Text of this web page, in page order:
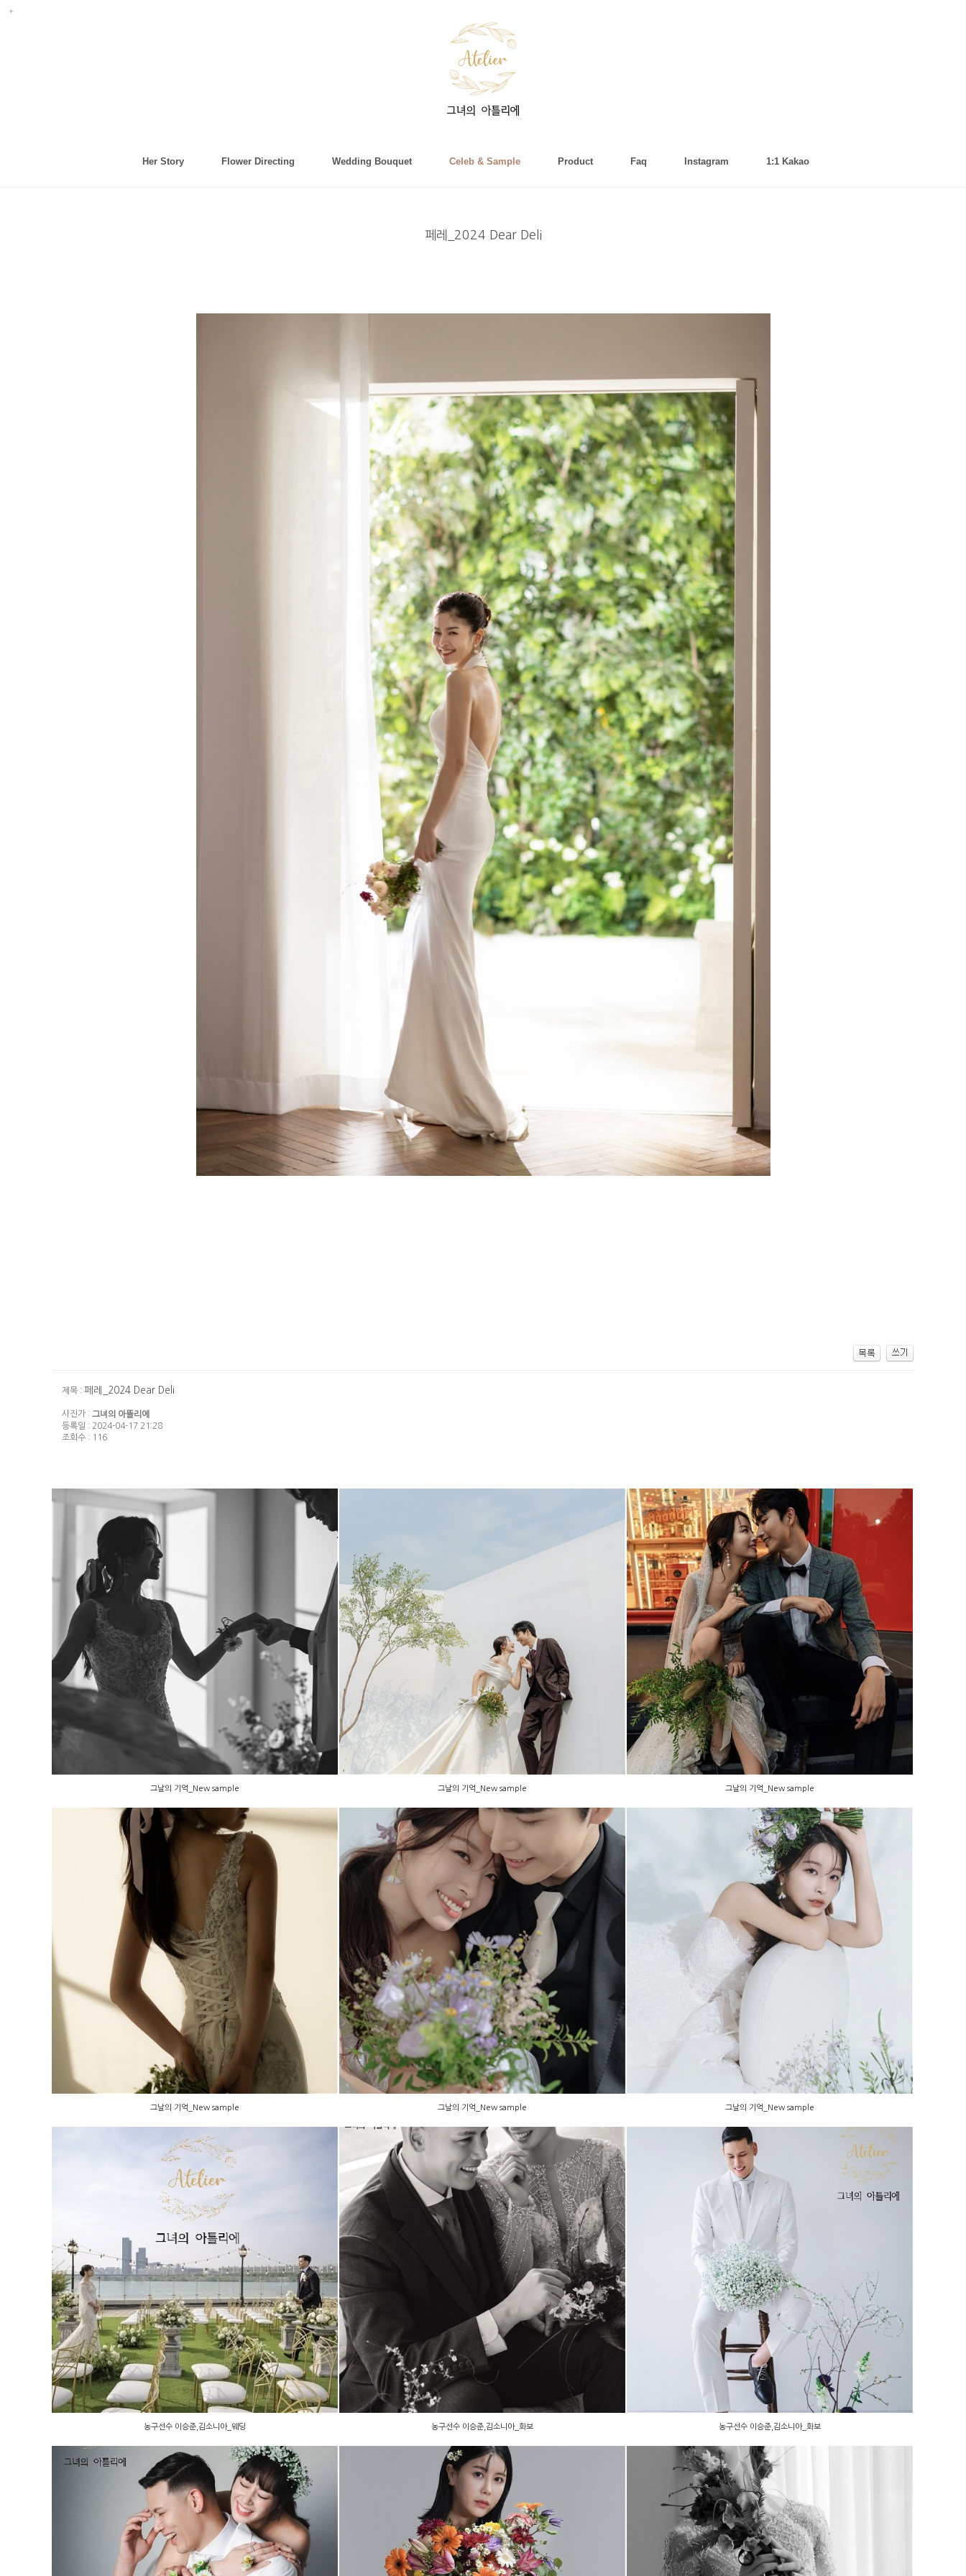
Her Story Flower Directing Wedding Bouquet Celeb & Sample Product Faq Instagram 1:1 Kakao
페레_2024 Dear Deli
제목 : 페레_2024 Dear Deli
사진가 : 그녀의 아뜰리에
등록일 : 2024-04-17 21:28
조회수 : 116
그날의 기억_New sample
그날의 기억_New sample
그날의 기억_New sample
그날의 기억_New sample
그날의 기억_New sample
그날의 기억_New sample
그날의 기억_New sample
그날의 기억_New sample
그날의 기억_New sample
그날의 기억_New sample
그날의 기억_New sample
그날의 기억_New sample
농구선수 이승준,김소니아_웨딩
농구선수 이승준,김소니아_웨딩
농구선수 이승준,김소니아_화보
농구선수 이승준,김소니아_화보
농구선수 이승준,김소니아_화보
농구선수 이승준,김소니아_화보